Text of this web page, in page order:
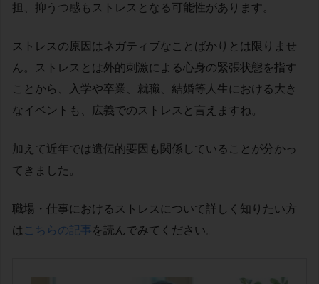
担、抑うつ感もストレスとなる可能性があります。
ストレスの原因はネガティブなことばかりとは限りませ
ん。ストレスとは外的刺激による心身の緊張状態を指す
ことから、入学や卒業、就職、結婚等人生における大き
なイベントも、広義でのストレスと言えますね。
加えて近年では遺伝的要因も関係していることが分かっ
てきました。
職場・仕事におけるストレスについて詳しく知りたい方
は こちらの記事 を読んでみてください。